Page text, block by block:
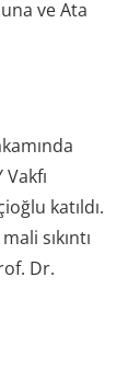
ve Ata
katıldı.
sıkıntı
Dr.